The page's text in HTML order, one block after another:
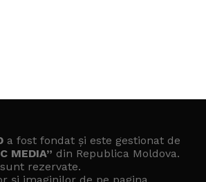
a fost fondat și este gestionat de
MEDIA” din Republica Moldova.
rezervate.